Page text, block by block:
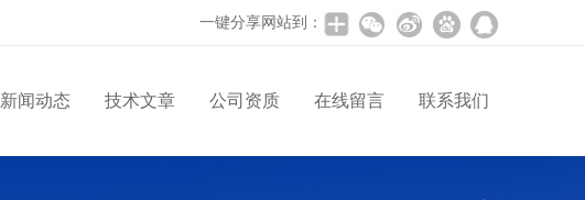
一键分享网站到：
新闻动态 技术文章 公司资质 在线留言 联系我们